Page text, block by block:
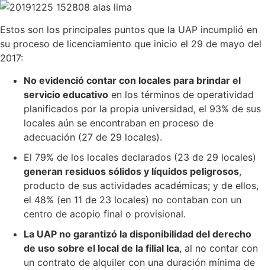
Estos son los principales puntos que la UAP incumplió en
su proceso de licenciamiento que inicio el 29 de mayo del
2017:
No evidenció contar con locales para brindar el
servicio educativo en los términos de operatividad
planificados por la propia universidad, el 93% de sus
locales aún se encontraban en proceso de
adecuación (27 de 29 locales).
El 79% de los locales declarados (23 de 29 locales)
generan residuos sólidos y líquidos peligrosos,
producto de sus actividades académicas; y de ellos,
el 48% (en 11 de 23 locales) no contaban con un
centro de acopio final o provisional.
La UAP no garantizó la disponibilidad del derecho
de uso sobre el local de la filial Ica, al no contar con
un contrato de alquiler con una duración mínima de